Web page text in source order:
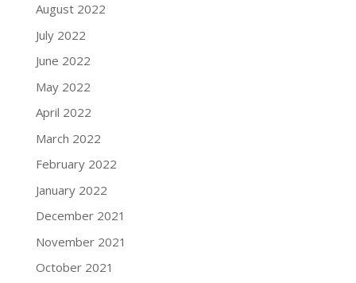
August 2022
July 2022
June 2022
May 2022
April 2022
March 2022
February 2022
January 2022
December 2021
November 2021
October 2021